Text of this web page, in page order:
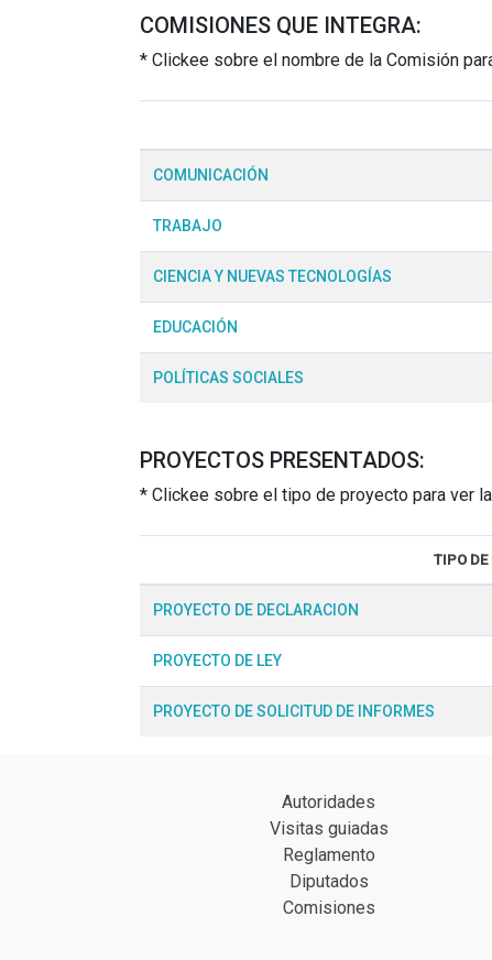
COMISIONES QUE INTEGRA:
* Clickee sobre el nombre de la Comisión
COMUNICACIÓN
TRABAJO
CIENCIA Y NUEVAS TECNOLOGÍAS
EDUCACIÓN
POLÍTICAS SOCIALES
PROYECTOS PRESENTADOS:
* Clickee sobre el tipo de proyecto para ver
TIPO DE
PROYECTO DE DECLARACION
PROYECTO DE LEY
PROYECTO DE SOLICITUD DE INFORMES
Autoridades
Visitas guiadas
Reglamento
Diputados
Comisiones